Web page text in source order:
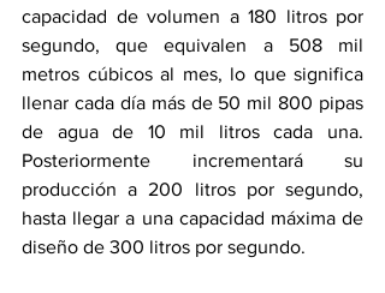
capacidad de volumen a 180 litros por
segundo, que equivalen a 508 mil
metros cúbicos al mes, lo que significa
llenar cada día más de 50 mil 800 pipas
de agua de 10 mil litros cada una.
Posteriormente incrementará su
producción a 200 litros por segundo,
hasta llegar a una capacidad máxima de
diseño de 300 litros por segundo.